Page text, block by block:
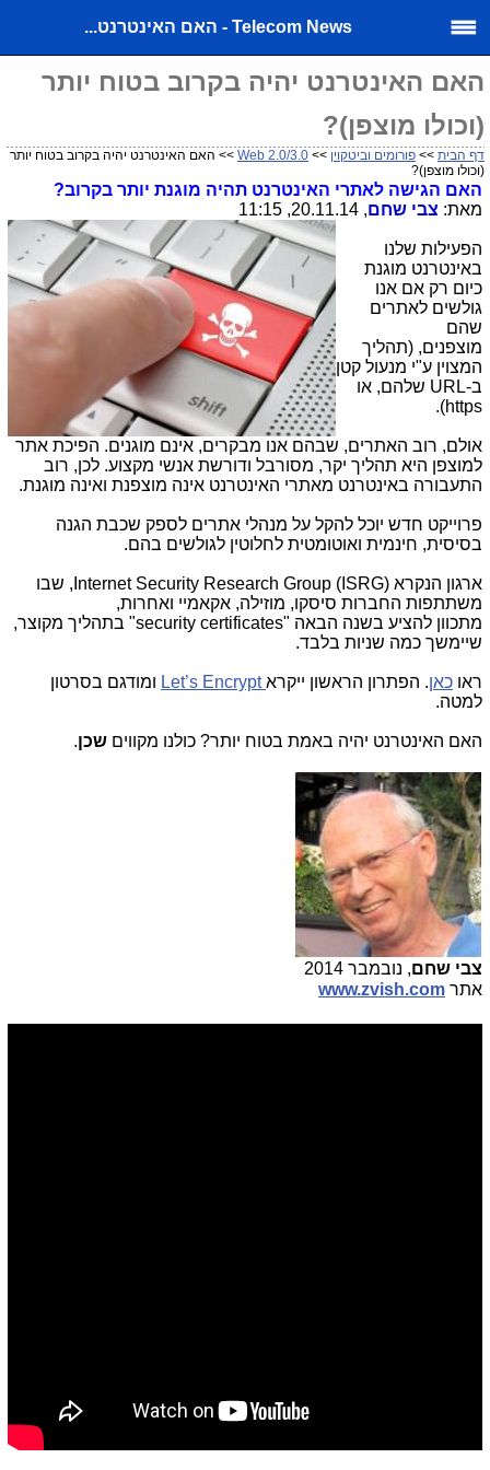
Telecom News - האם האינטרנט...
האם האינטרנט יהיה בקרוב בטוח יותר
(וכולו מוצפן)?
דף הבית >> פורומים וביטקוין >>
Web 2.0/3.0 >> האם האינטרנט יהיה בקרוב בטוח יותר
(וכולו מוצפן)?
האם הגישה לאתרי האינטרנט תהיה מוגנת יותר בקרוב?
מאת: צבי שחם, 20.11.14, 11:15
הפעילות שלנו
באינטרנט מוגנת
כיום רק אם אנו
גולשים לאתרים
שהם
מוצפנים, (תהליך
המצוין ע"י מנעול קטן
ב-URL שלהם, או
https
).
אולם, רוב האתרים, שבהם אנו מבקרים, אינם מוגנים. הפיכת אתר
למוצפן היא תהליך יקר, מסורבל ודורשת אנשי מקצוע. לכן, רוב
התעבורה באינטרנט מאתרי האינטרנט אינה מוצפנת ואינה מוגנת.
פרוייקט חדש יוכל להקל על מנהלי אתרים לספק שכבת הגנה
בסיסית, חינמית ואוטומטית לחלוטין לגולשים בהם.
ארגון הנקרא (Internet Security Research Group (ISRG , שבו
משתתפות החברות סיסקו, מוזילה, אקאמיי ואחרות,
מתכוון להציע בשנה הבאה "security certificates" בתהליך מקוצר,
שיימשך כמה שניות בלבד.
ראו כאן. הפתרון הראשון ייקראLet’s Encrypt
ומודגם בסרטון
למטה.
האם האינטרנט יהיה באמת בטוח יותר? כולנו מקווים שכן.
צבי שחם, נובמבר 2014
אתר www.zvish.com